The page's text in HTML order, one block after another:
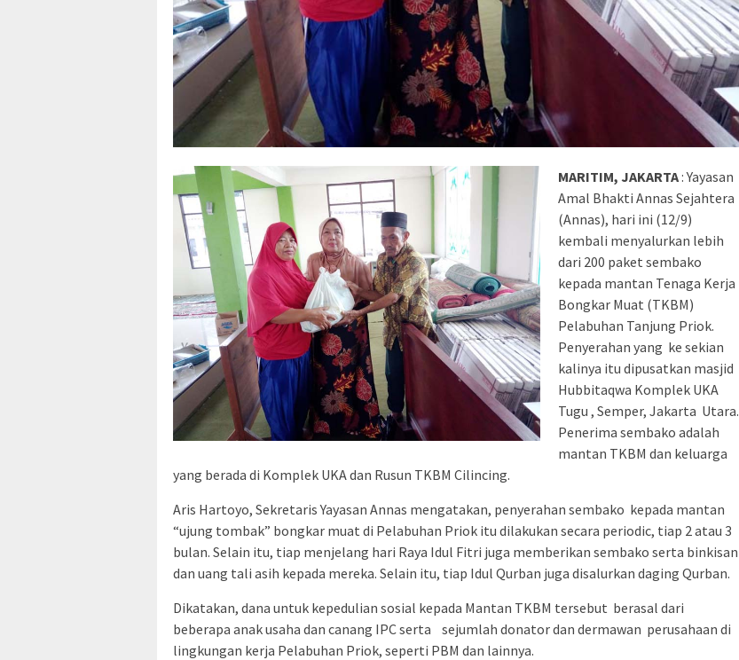
MARITIM, JAKARTA: Yayasan
Amal Bhakti Annas Sejahtera
(Annas), hari ini (12/9)
kembali menyalurkan lebih
dari 200 paket sembako
kepada mantan Tenaga Kerja
Bongkar Muat (TKBM)
Pelabuhan Tanjung Priok.
Penyerahan yang ke sekian
kalinya itu dipusatkan masjid
Hubbitaqwa Komplek UKA
Tugu , Semper, Jakarta Utara.
Penerima sembako adalah
mantan TKBM dan keluarga
yang berada di Komplek UKA dan Rusun TKBM Cilincing.
Aris Hartoyo, Sekretaris Yayasan Annas mengatakan, penyerahan sembako kepada mantan
“ujung tombak” bongkar muat di Pelabuhan Priok itu dilakukan secara periodic, tiap 2 atau 3
bulan. Selain itu, tiap menjelang hari Raya Idul Fitri juga memberikan sembako serta binkisan
dan uang tali asih kepada mereka. Selain itu, tiap Idul Qurban juga disalurkan daging Qurban.
Dikatakan, dana untuk kepedulian sosial kepada Mantan TKBM tersebut berasal dari
beberapa anak usaha dan canang IPC serta sejumlah donator dan dermawan perusahaan di
lingkungan kerja Pelabuhan Priok, seperti PBM dan lainnya.